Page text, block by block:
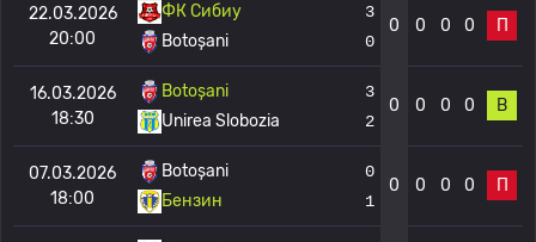
22.03.2026
20:00
ФК Сибиу
Botoșani
3
0
0 0 0 0 П
16.03.2026
18:30
Botoșani
Unirea Slobozia
3
2
0 0 0 0 В
07.03.2026
18:00
Botoșani
Бензин
0
1
0 0 0 0 П